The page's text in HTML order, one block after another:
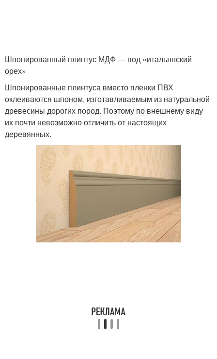
Шпонированный плинтус МДФ — под «итальянский
орех»
Шпонированные плинтуса вместо пленки ПВХ
оклеиваются шпоном, изготавливаемым из натуральной
древесины дорогих пород. Поэтому по внешнему виду
их почти невозможно отличить от настоящих
деревянных.